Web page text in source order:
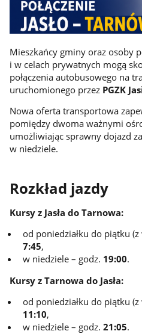
Mieszkańcy gminy oraz osoby
i w celach prywatnych mogą
połączenia autobusowego na
uruchomionego przez PGZK
Nowa oferta transportowa
pomiędzy dwoma ważnymi
umożliwiając sprawny dojazd
w niedziele.
Rozkład jazdy
Kursy z Jasła do Tarnowa:
od poniedziałku do piątku
7:45,
w niedziele – godz. 19:00.
Kursy z Tarnowa do Jasła:
od poniedziałku do piątku
11:10,
w niedziele – godz. 21:05.